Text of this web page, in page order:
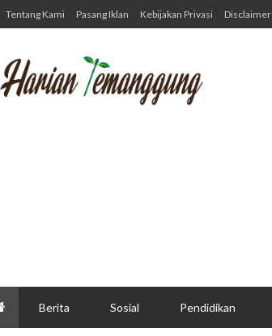
Tentang Kami Pasang Iklan Kebijakan Privasi Disclaimer
Berita Sosial Pendidikan